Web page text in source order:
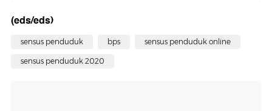
(eds/eds)
sensus penduduk bps sensus penduduk online
sensus penduduk 2020